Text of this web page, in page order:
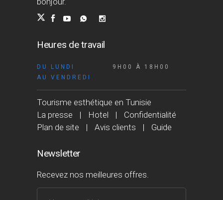
Heures de travail
DU LUNDI
AU VENDREDI
9H00 À 18H00
Tourisme esthétique en Tunisie
La presse
Hotel
Confidentialité
Plan de site
Avis clients Guide
Newsletter
Recevez nos meilleures offres.